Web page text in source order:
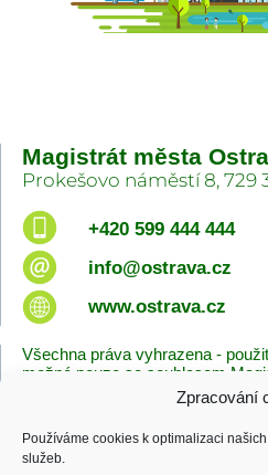
Zpracování
Používáme cookies k optimalizaci
služeb.
Magistrát města
Prokešovo náměstí 8, 729
+420 599 444 444
info@ostrava.cz
www.ostrava.cz
Všechna práva vyhrazena -
možné pouze se souhlasem
Zásady cookies
Poslední změna